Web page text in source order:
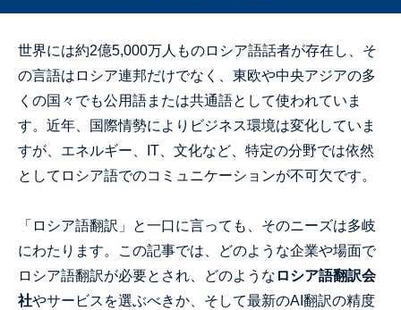
世界には約2億5,000万人ものロシア語話者が存在し、そ
の言語はロシア連邦だけでなく、東欧や中央アジアの多
くの国々でも公用語または共通語として使われていま
す。近年、国際情勢によりビジネス環境は変化していま
すが、エネルギー、IT、文化など、特定の分野では依然
としてロシア語でのコミュニケーションが不可欠です。
「ロシア語翻訳」と一口に言っても、そのニーズは多岐
にわたります。この記事では、どのような企業や場面で
ロシア語翻訳が必要とされ、どのような ロシア語翻訳会
社やサービスを選ぶべきか、そして最新のAI翻訳の精度